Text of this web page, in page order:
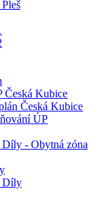
Česká Kubice
Česká Kubice
ÚP
- Obytná zóna
Díly